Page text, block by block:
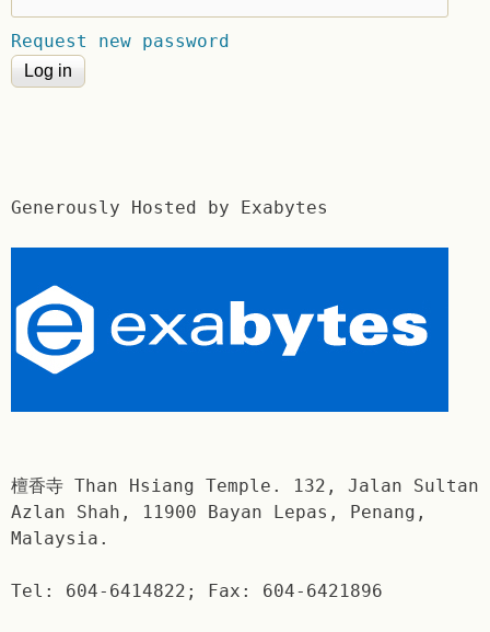
Request new password
Generously Hosted by Exabytes
檀香寺 Than Hsiang Temple. 132, Jalan Sultan
Azlan Shah, 11900 Bayan Lepas, Penang,
Malaysia.
Tel: 604-6414822; Fax: 604-6421896